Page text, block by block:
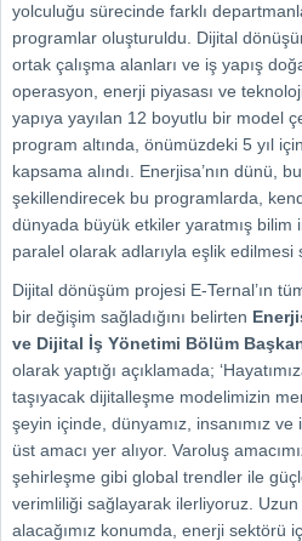
yolculuğu sürecinde farklı
programlar oluşturuldu. Dijital
ortak çalışma alanları ve iş yapış
operasyon, enerji piyasası ve
yapıya yayılan 12 boyutlu bir model
program altında, önümüzdeki 5 yıl
kapsama alındı. Enerjisa’nın dünü,
şekillendirecek bu programlarda,
dünyada büyük etkiler yaratmış bilim
paralel olarak adlarıyla eşlik edilmesi
Dijital dönüşüm projesi E-Ternal’ın
bir değişim sağladığını belirten
ve Dijital İş Yönetimi Bölüm
olarak yaptığı açıklamada;
taşıyacak dijitalleşme modelimizin
şeyin içinde, dünyamız, insanımız
üst amacı yer alıyor. Varoluş
şehirleşme gibi global trendler ile
verimliliği sağlayarak ilerliyoruz. Uzun
alacağımız konumda, enerji sektörü